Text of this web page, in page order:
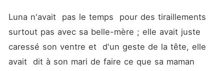
Luna n'avait  pas le temps  pour des tiraillements
surtout pas avec sa belle-mère ; elle avait juste
caressé son ventre et  d'un geste de la tête, elle
avait  dit à son mari de faire ce que sa maman